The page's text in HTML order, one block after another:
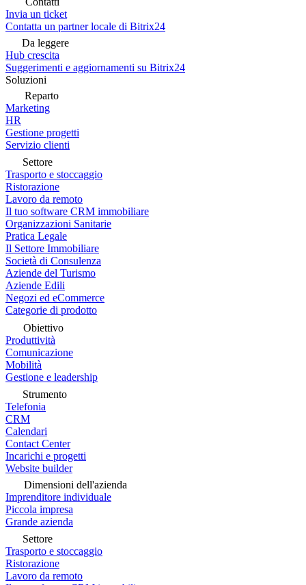
Invia un ticket
Contatta un partner locale di Bitrix24
Da leggere
Hub crescita
Suggerimenti e aggiornamenti su Bitrix24
Soluzioni
Reparto
Marketing
HR
Gestione progetti
Servizio clienti
Settore
Trasporto e stoccaggio
Ristorazione
Lavoro da remoto
Il tuo software CRM immobiliare
Organizzazioni Sanitarie
Pratica Legale
Il Settore Immobiliare
Società di Consulenza
Aziende del Turismo
Aziende Edili
Negozi ed eCommerce
Categorie di prodotto
Obiettivo
Produttività
Comunicazione
Mobilità
Gestione e leadership
Strumento
Telefonia
CRM
Calendari
Contact Center
Incarichi e progetti
Website builder
Dimensioni dell'azienda
Imprenditore individuale
Piccola impresa
Grande azienda
Settore
Trasporto e stoccaggio
Ristorazione
Lavoro da remoto